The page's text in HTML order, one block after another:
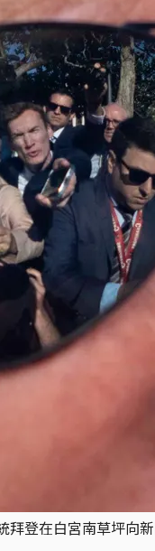
拜登在白宮南草坪向